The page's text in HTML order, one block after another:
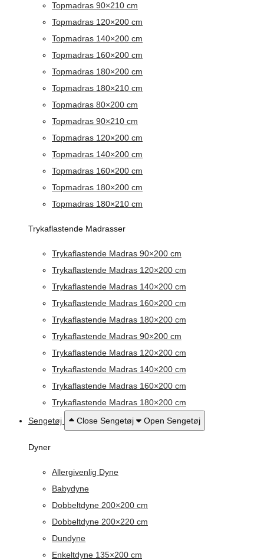
Topmadras 90×210 cm
Topmadras 120×200 cm
Topmadras 140×200 cm
Topmadras 160×200 cm
Topmadras 180×200 cm
Topmadras 180×210 cm
Topmadras 80×200 cm
Topmadras 90×210 cm
Topmadras 120×200 cm
Topmadras 140×200 cm
Topmadras 160×200 cm
Topmadras 180×200 cm
Topmadras 180×210 cm
Trykaflastende Madrasser
Trykaflastende Madras 90×200 cm
Trykaflastende Madras 120×200 cm
Trykaflastende Madras 140×200 cm
Trykaflastende Madras 160×200 cm
Trykaflastende Madras 180×200 cm
Trykaflastende Madras 90×200 cm
Trykaflastende Madras 120×200 cm
Trykaflastende Madras 140×200 cm
Trykaflastende Madras 160×200 cm
Trykaflastende Madras 180×200 cm
Sengetøj
Close Sengetøj Open Sengetøj
Dyner
Allergivenlig Dyne
Babydyne
Dobbeltdyne 200×200 cm
Dobbeltdyne 200×220 cm
Dundyne
Enkeltdyne 135×200 cm